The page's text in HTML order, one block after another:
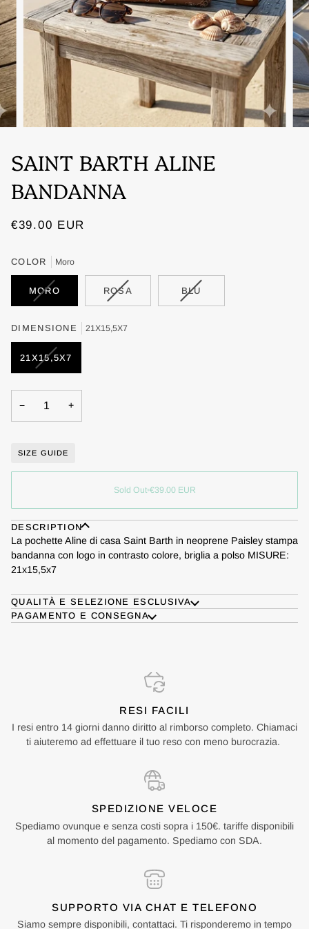
SAINT BARTH ALINE
BANDANNA
€39.00 EUR
COLOR Moro
MOROVARIANT
OR
UNAVAILABLE
ROSAVARIANT
SOLD
OR
BLUVARIANT
SOLD
DIMENSIONE 21X15,5X7
21X15,5X7
VARIANT
UNAVAILABLE
− +
SIZE GUIDE
Sold Out•€39.00EUR
DESCRIPTION
La pochette Aline di casa Saint Barth in neoprene Paisley stampa
bandanna con logo in contrasto colore, briglia a polso MISURE:
21x15,5x7
QUALITÀ E SELEZIONE ESCLUSIVA
PAGAMENTO E CONSEGNA
RESI FACILI
I resi entro 14 giorni danno diritto al rimborso completo. Chiamaci
ti aiuteremo ad effettuare il tuo reso con meno burocrazia.
SPEDIZIONE VELOCE
Spediamo ovunque e senza costi sopra i 150€. tariffe disponibili
al momento del pagamento. Spediamo con SDA.
SUPPORTO VIA CHAT E TELEFONO
Siamo sempre disponibili, contattaci. Ti risponderemo in tempo